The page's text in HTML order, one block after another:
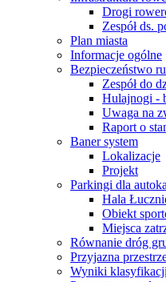
Drogi
Zespół ds.
Plan miasta
Informacje ogólne
Bezpieczeństwo
Zespół do
Hulajnogi -
Uwaga na
Raport o
Baner system
Lokalizacje
Projekt
Parkingi dla
Hala
Obiekt
Miejsca
Równanie dróg
Przyjazna
Wyniki